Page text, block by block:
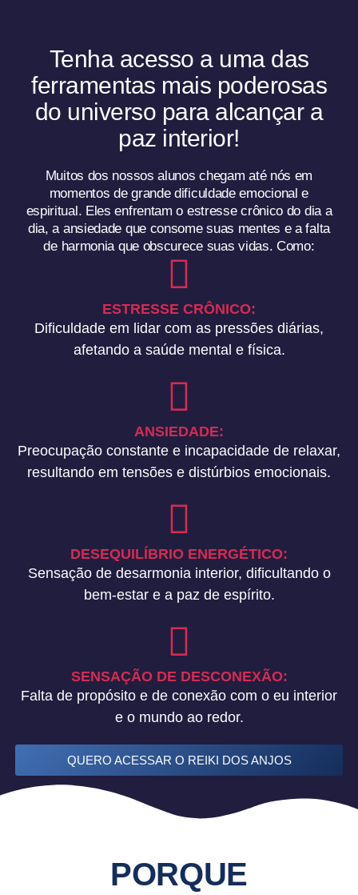
Tenha acesso a uma das
ferramentas mais poderosas
do universo para alcançar a
paz interior!
Muitos dos nossos alunos chegam até nós em
momentos de grande dificuldade emocional e
espiritual. Eles enfrentam o estresse crônico do dia a
dia, a ansiedade que consome suas mentes e a falta
de harmonia que obscurece suas vidas. Como:
ESTRESSE CRÔNICO:
Dificuldade em lidar com as pressões diárias,
afetando a saúde mental e física.
ANSIEDADE:
Preocupação constante e incapacidade de relaxar,
resultando em tensões e distúrbios emocionais.
DESEQUILÍBRIO ENERGÉTICO:
Sensação de desarmonia interior, dificultando o
bem-estar e a paz de espírito.
SENSAÇÃO DE DESCONEXÃO:
Falta de propósito e de conexão com o eu interior
e o mundo ao redor.
QUERO ACESSAR O REIKI DOS ANJOS
PORQUE